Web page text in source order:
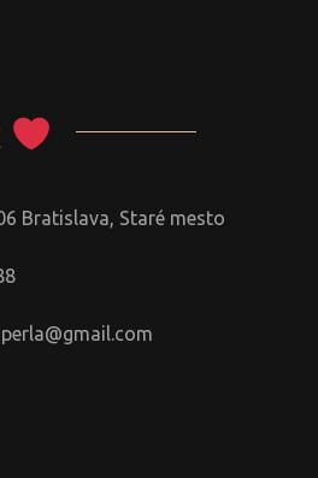
Bratislava, Staré mesto